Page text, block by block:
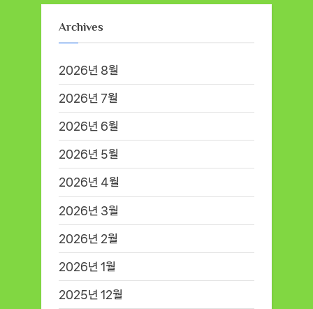
Archives
2026년 8월
2026년 7월
2026년 6월
2026년 5월
2026년 4월
2026년 3월
2026년 2월
2026년 1월
2025년 12월